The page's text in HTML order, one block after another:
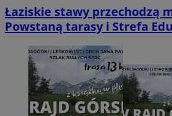
Łaziskie stawy przechodzą
Powstaną tarasy i Strefa